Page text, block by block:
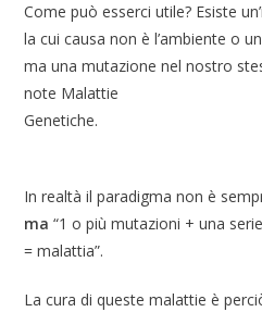
Come può esserci utile? Esiste
la cui causa non è l’ambiente o
ma una mutazione nel nostro
note Malattie
In realtà il paradigma non è
ma “1 o più mutazioni + una
= malattia”.
La cura di queste malattie è